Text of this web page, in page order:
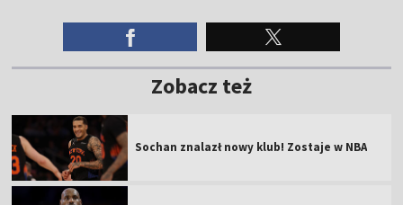
Zobacz też
Sochan znalazł nowy klub! Zostaje w NBA